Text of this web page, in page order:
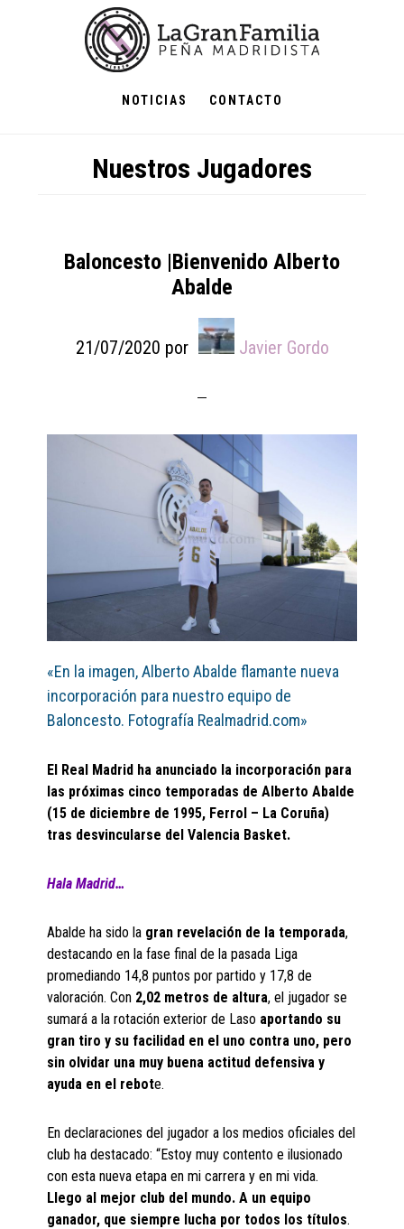
NOTICIAS CONTACTO
Nuestros Jugadores
Baloncesto |Bienvenido Alberto
Abalde
21/07/2020 por Javier Gordo
«En la imagen, Alberto Abalde flamante nueva
incorporación para nuestro equipo de
Baloncesto. Fotografía Realmadrid.com»
El Real Madrid ha anunciado la incorporación para
las próximas cinco temporadas de Alberto Abalde
(15 de diciembre de 1995, Ferrol – La Coruña)
tras desvincularse del Valencia Basket.
Hala Madrid…
Abalde ha sido la gran revelación de la temporada,
destacando en la fase final de la pasada Liga
promediando 14,8 puntos por partido y 17,8 de
valoración. Con 2,02 metros de altura, el jugador se
sumará a la rotación exterior de Laso aportando su
gran tiro y su facilidad en el uno contra uno, pero
sin olvidar una muy buena actitud defensiva y
ayuda en el rebote.
En declaraciones del jugador a los medios oficiales del
club ha destacado: “Estoy muy contento e ilusionado
con esta nueva etapa en mi carrera y en mi vida.
Llego al mejor club del mundo. A un equipo
ganador, que siempre lucha por todos los títulos.